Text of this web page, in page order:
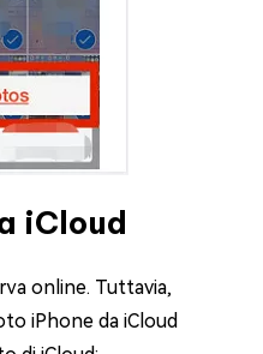
iCloud
online. Tuttavia,
iPhone da iCloud